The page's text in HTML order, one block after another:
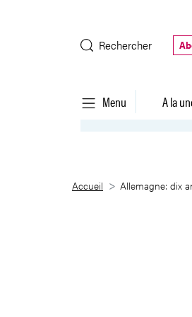
Rechercher
Menu A la
Allemagne: dix
Accueil Allemagne: dix